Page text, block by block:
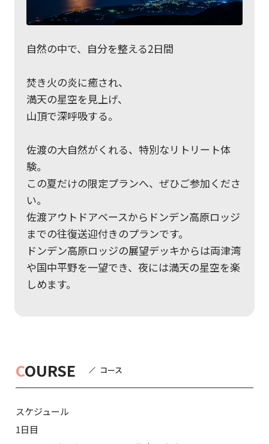
自然の中で、自分を整える2日間
焚き火の炎に癒され、
満天の星空を見上げ、
山頂で深呼吸する。
佐渡の大自然がくれる、特別なリトリート体
験。
この夏だけの限定プランへ、ぜひご参加くださ
い。
佐渡アウトドアベースからドンデン高原ロッジ
までの往復送迎付きのプランです。
ドンデン高原ロッジの展望デッキからは両津湾
や国中平野を一望でき、夜には満天の星空を楽
しめます。
COURSE コース
スケジュール
1日目